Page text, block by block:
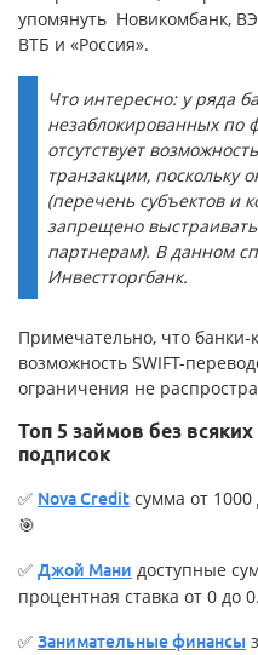
упомянуть Новикомбанк,
ВТБ и «Россия».
Что интересно: у ряда
незаблокированных по
отсутствует
транзакции, поскольку
(перечень субъектов и
запрещено
партнерам). В данном
Инвестторгбанк.
Примечательно, что
возможность SWIFT-
ограничения не
Топ 5 займов без
подписок
✅ Nova Credit сумма от 1000
🎯
✅ Джой Мани доступные
процентная ставка от 0 до
✅ Занимательные финансы